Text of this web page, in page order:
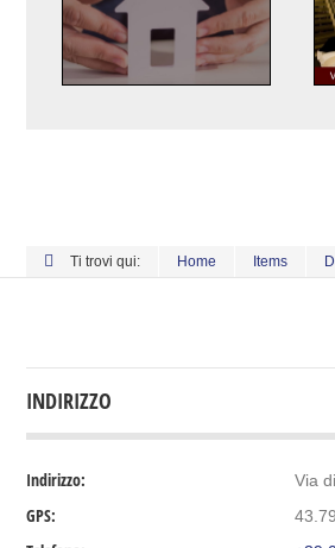
Ti trovi qui: Home Items
INDIRIZZO
Indirizzo: Via
GPS: